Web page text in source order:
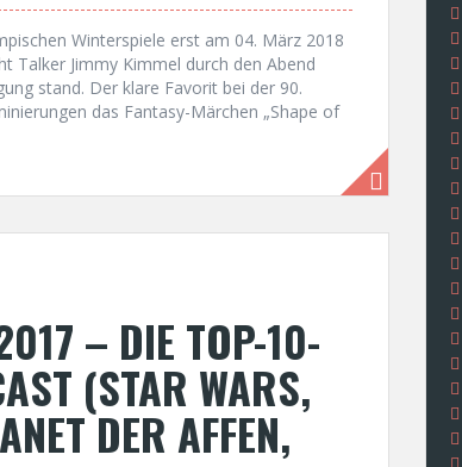
Winterspiele erst am 04. März 2018
Talker Jimmy Kimmel durch den Abend
stand. Der klare Favorit bei der 90.
das Fantasy-Märchen „Shape of
– DIE TOP-10-
(STAR WARS,
DER AFFEN,